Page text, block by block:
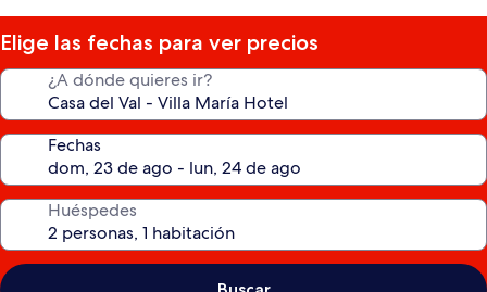
estrellas
Elige las fechas para ver precios
¿A dónde quieres ir?
Fechas
Huéspedes